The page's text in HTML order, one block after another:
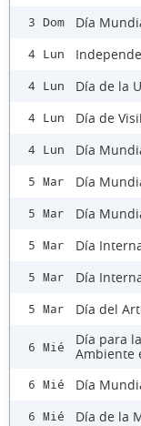
3 Dom Día
4 Lun
4 Lun Día de la
4 Lun Día de
4 Lun Día
5 Mar Día
5 Mar Día
5 Mar Día
5 Mar Día
5 Mar Día del
6 Mié
Día para
Ambiente
6 Mié Día
6 Mié Día de la